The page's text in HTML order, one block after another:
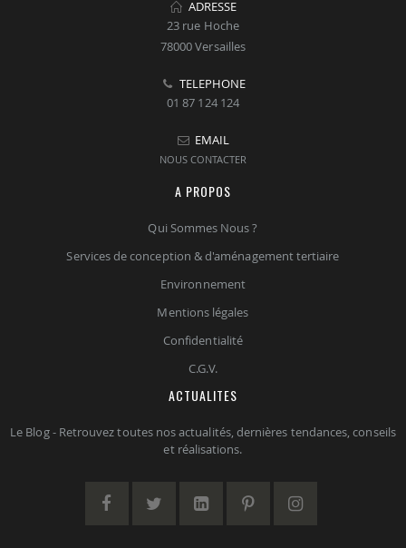
ADRESSE
23 rue Hoche
78000 Versailles
TELEPHONE
01 87 124 124
EMAIL
NOUS CONTACTER
A PROPOS
Qui Sommes Nous ?
Services de conception & d'aménagement tertiaire
Environnement
Mentions légales
Confidentialité
C.G.V.
ACTUALITES
Le Blog - Retrouvez toutes nos actualités, dernières tendances, conseils
et réalisations.